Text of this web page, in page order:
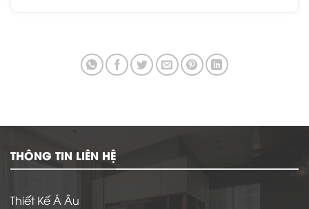
THÔNG TIN LIÊN HỆ
Thiết Kế Á Âu